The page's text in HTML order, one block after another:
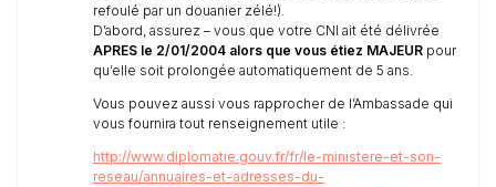
refoulé par un douanier zélé!).
D’abord, assurez – vous que votre CNI ait été délivrée
APRES le 2/01/2004 alors que vous étiez MAJEUR pour
qu’elle soit prolongée automatiquement de 5 ans.
Vous pouvez aussi vous rapprocher de l’Ambassade qui
vous fournira tout renseignement utile :
http://www.diplomatie.gouv.fr/fr/le-ministere-et-son-
reseau/annuaires-et-adresses-du-